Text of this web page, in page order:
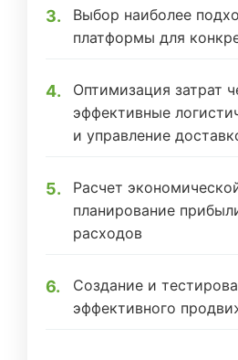
Выбор наиболее
платформы для
Оптимизация затрат
эффективные
и управление
Расчет
планирование
расходов
Создание и
эффективного